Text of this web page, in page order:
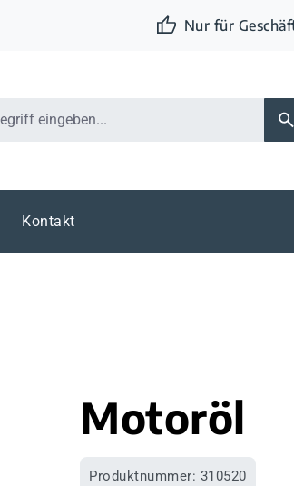
Nur für
Kontakt
Motoröl
Produktnummer: 310520